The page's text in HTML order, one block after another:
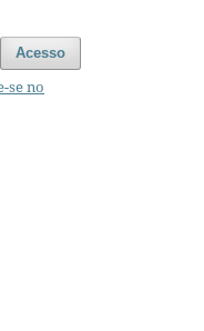
Acesso
se no